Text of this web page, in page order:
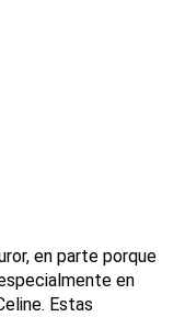
en parte porque
en
Estas